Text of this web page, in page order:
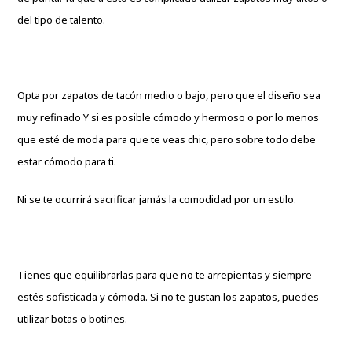
del tipo de talento.
Opta por zapatos de tacón medio o bajo, pero que el diseño sea
muy refinado Y si es posible cómodo y hermoso o por lo menos
que esté de moda para que te veas chic, pero sobre todo debe
estar cómodo para ti.
Ni se te ocurrirá sacrificar jamás la comodidad por un estilo.
Tienes que equilibrarlas para que no te arrepientas y siempre
estés sofisticada y cómoda. Si no te gustan los zapatos, puedes
utilizar botas o botines.